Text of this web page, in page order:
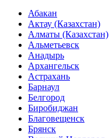
Абакан
Актау (Казахстан)
Алматы (Казахстан)
Альметьевск
Анадырь
Архангельск
Астрахань
Барнаул
Белгород
Биробиджан
Благовещенск
Брянск